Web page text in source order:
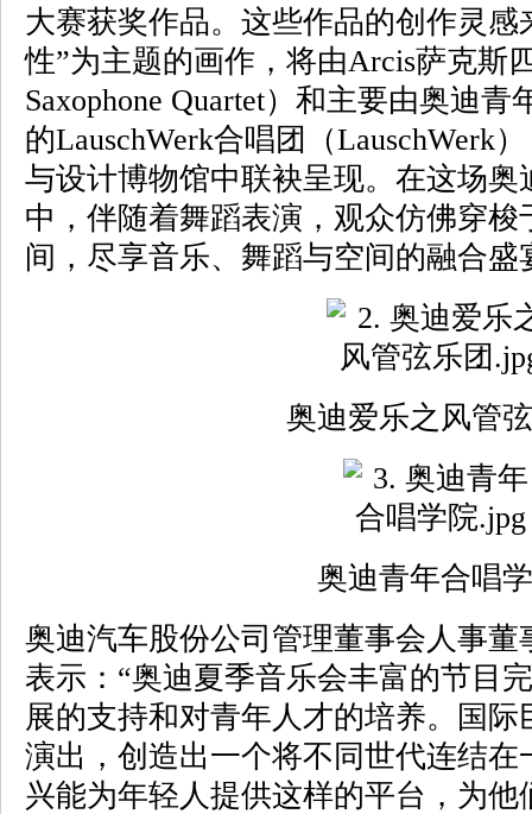
大赛获奖作品。这些作品的创作灵感
性”为主题的画作，将由Arcis萨克斯
Saxophone Quartet）和主要由奥迪
的LauschWerk合唱团（LauschWerk
与设计博物馆中联袂呈现。在这场奥
中，伴随着舞蹈表演，观众仿佛穿
间，尽享音乐、舞蹈与空间的融合盛
奥迪爱乐之风管
奥迪青年合唱
奥迪汽车股份公司管理董事会人事董
表示：“奥迪夏季音乐会丰富的节目
展的支持和对青年人才的培养。国
演出，创造出一个将不同世代连结
兴能为年轻人提供这样的平台，为